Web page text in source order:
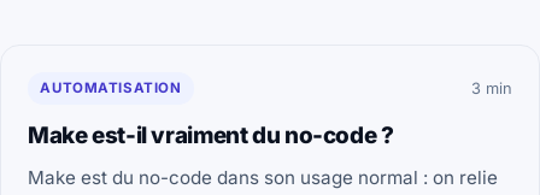
AUTOMATISATION 3 min
Make est-il vraiment du no-code ?
Make est du no-code dans son usage normal : on relie